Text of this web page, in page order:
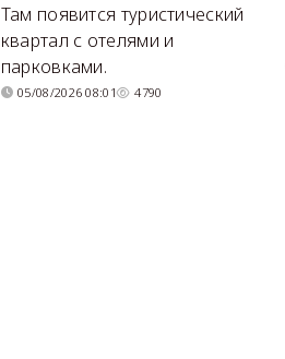
Там появится туристический
квартал с отелями и
парковками.
05/08/2026 08:01 4790